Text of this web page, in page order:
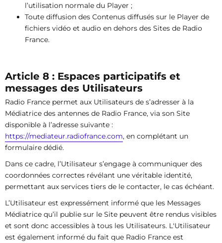
l’utilisation normale du Player ;
Toute diffusion des Contenus diffusés sur le Player de
fichiers vidéo et audio en dehors des Sites de Radio
France.
Article 8 : Espaces participatifs et
messages des Utilisateurs
Radio France permet aux Utilisateurs de s’adresser à la
Médiatrice des antennes de Radio France, via son Site
disponible à l’adresse suivante :
https://mediateur.radiofrance.com, en complétant un
formulaire dédié.
Dans ce cadre, l’Utilisateur s’engage à communiquer des
coordonnées correctes révélant une véritable identité,
permettant aux services tiers de le contacter, le cas échéant.
L’Utilisateur est expressément informé que les Messages
Médiatrice qu’il publie sur le Site peuvent être rendus visibles
et sont donc accessibles à tous les Utilisateurs. L'Utilisateur
est également informé du fait que Radio France est